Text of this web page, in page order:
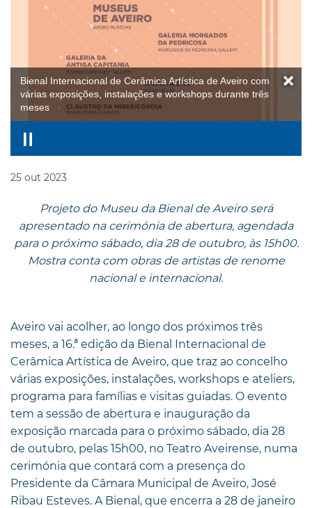
Bienal Internacional de Cerâmica Artística de Aveiro com
várias exposições, instalações e workshops durante três
meses
25 out 2023
Projeto do Museu da Bienal de Aveiro será
apresentado na cerimónia de abertura, agendada
para o próximo sábado, dia 28 de outubro, às 15h00.
Mostra conta com obras de artistas de renome
nacional e internacional.
Aveiro vai acolher, ao longo dos próximos três
meses, a 16.ª edição da Bienal Internacional de
Cerâmica Artística de Aveiro, que traz ao concelho
várias exposições, instalações, workshops e ateliers,
programa para famílias e visitas guiadas. O evento
tem a sessão de abertura e inauguração da
exposição marcada para o próximo sábado, dia 28
de outubro, pelas 15h00, no Teatro Aveirense, numa
cerimónia que contará com a presença do
Presidente da Câmara Municipal de Aveiro, José
Ribau Esteves. A Bienal, que encerra a 28 de janeiro